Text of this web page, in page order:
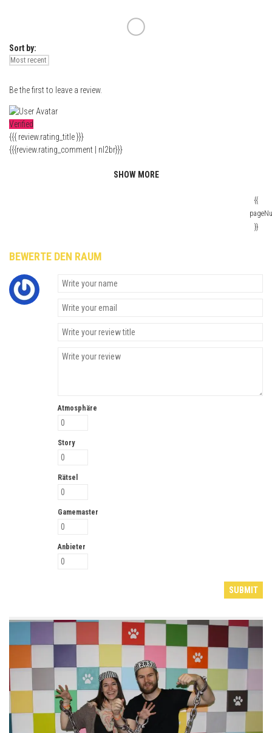
Sort by:
Be the first to leave a review.
Verified
{{{ review.rating_title }}}
{{{review.rating_comment | nl2br}}}
SHOW MORE
{{
}}
BEWERTE DEN RAUM
Atmosphäre
Story
Rätsel
Gamemaster
Anbieter